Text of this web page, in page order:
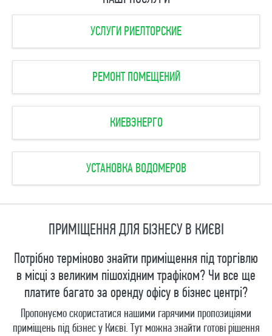
УСЛУГИ РИЕЛТОРСКИЕ
РЕМОНТ ПОМЕЩЕНИЙ
КИЕВЭНЕРГО
УСТАНОВКА ВОДОМЕРОВ
ПРИМІЩЕННЯ ДЛЯ БІЗНЕСУ В КИЄВІ
Потрібно терміново знайти приміщення під торгівлю
в місці з великим пішохідним трафіком? Чи все ще
платите багато за оренду офісу в бізнес центрі?
Пропонуємо скористатися нашими гарячими пропозиціями
приміщень під бізнес у Києві. Тут можна знайти готові рішення